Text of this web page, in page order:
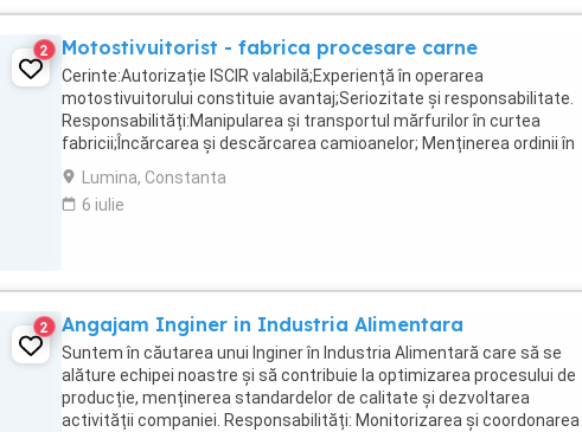
2 Motostivuitorist - fabrica procesare carne
Cerinte:Autorizație ISCIR valabilă;Experiență în operarea
motostivuitorului constituie avantaj;Seriozitate și responsabilitate.
Responsabilități:Manipularea și transportul mărfurilor în curtea
fabricii;Încărcarea și descărcarea camioanelor; Menținerea ordinii în
zona de lucru. Oferim:Contract de muncă ...
Lumina, Constanta
6 iulie
2 Angajam Inginer in Industria Alimentara
Suntem în căutarea unui Inginer în Industria Alimentară care să se
alăture echipei noastre și să contribuie la optimizarea procesului de
producție, menținerea standardelor de calitate și dezvoltarea
activității companiei. Responsabilități: Monitorizarea și coordonarea